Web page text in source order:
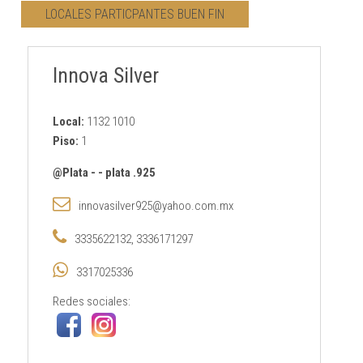
CONTACTO
LOCALES PARTICPANTES BUEN FIN
Innova Silver
Local: 1132 1010
Piso: 1
@Plata- - plata .925
innovasilver925@yahoo.com.mx
3335622132, 3336171297
3317025336
Redes sociales: